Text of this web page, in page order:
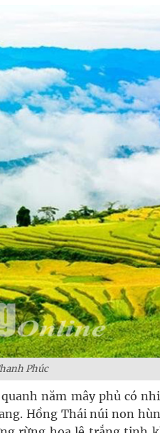
Phúc
năm mây phủ có
Hồng Thái núi non